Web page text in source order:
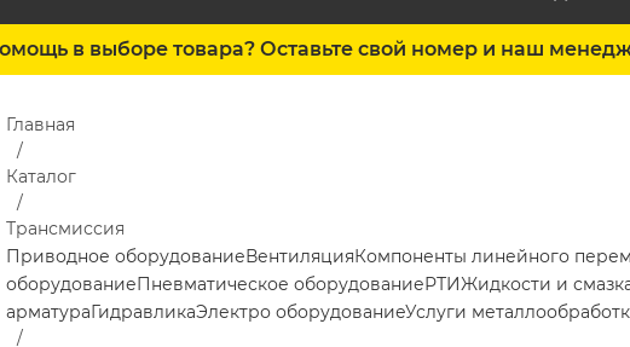
в выборе товара? Оставьте свой номер и наш
Главная
Каталог
Трансмиссия
Приводное оборудованиеВентиляцияКомпоненты линейного
оборудованиеПневматическое оборудованиеРТИЖидкости и
арматураГидравликаЭлектро оборудованиеУслуги